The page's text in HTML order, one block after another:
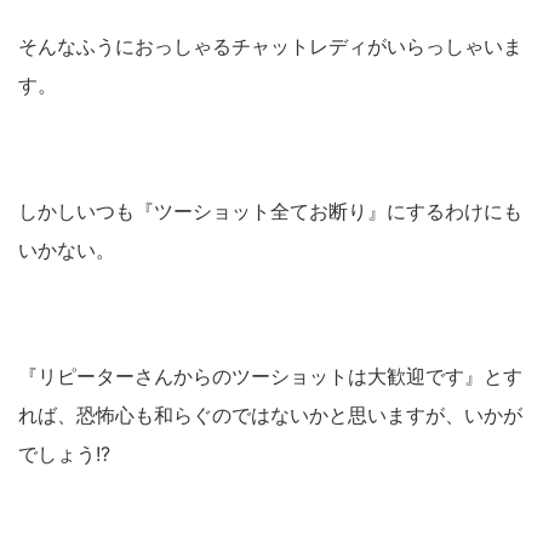
そんなふうにおっしゃるチャットレディがいらっしゃいま
す。
しかしいつも『ツーショット全てお断り』にするわけにも
いかない。
『リピーターさんからのツーショットは大歓迎です』とす
れば、恐怖心も和らぐのではないかと思いますが、いかが
でしょう!?